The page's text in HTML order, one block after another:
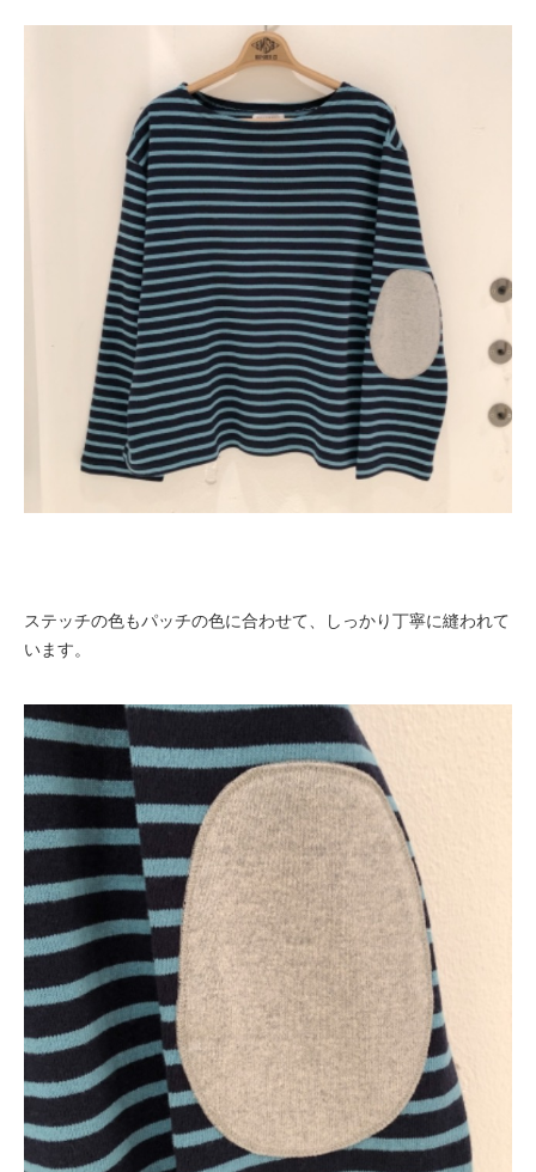
ステッチの色もパッチの色に合わせて、しっかり丁寧に縫われて
います。